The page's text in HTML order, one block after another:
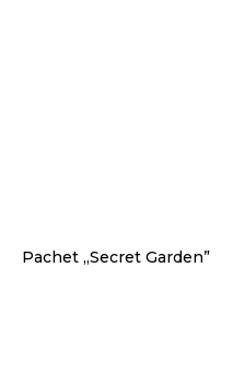
Pachet „Secret Garden”